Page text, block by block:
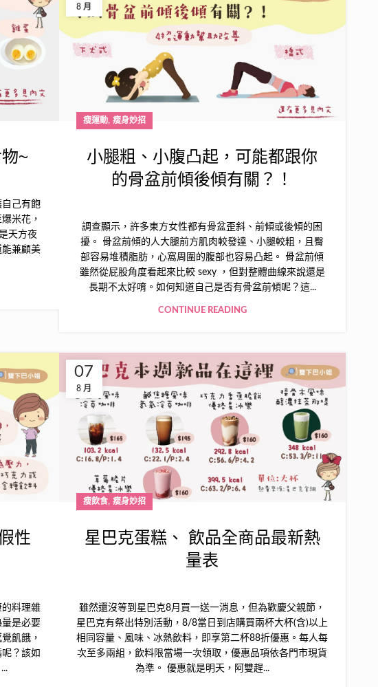
~
己有飽
米花，
天方夜
兼顧美
8 月
瘦運動, 瘦身妙招
小腿粗、小腹凸起，可能都跟你
的骨盆前傾後傾有關？！
調查顯示，許多東方女性都有骨盆歪斜、前傾或後傾的困
擾。 骨盆前傾的人大腿前方肌肉較發達、小腿較粗，且臀
部容易堆積脂肪，心窩周圍的腹部也容易凸起。 骨盆前傾
雖然從屁股角度看起來比較 sexy ，但對整體曲線來說還是
長期不太好唷。如何知道自己是否有骨盆前傾呢？這...
CONTINUE READING
性
的料理雜
是必要
飢餓，
？該如
07
8 月
瘦飲食, 瘦身妙招
星巴克蛋糕、 飲品全商品最新熱
量表
雖然還沒等到星巴克8月買一送一消息，但為歡慶父親節，
星巴克有祭出特別活動，8/8當日到店購買兩杯大杯(含)以上
相同容量、風味、冰熱飲料，即享第二杯88折優惠。每人每
次至多兩組，飲料限當場一次領取，優惠品項依各門市現貨
為準。 優惠就是明天，阿雙趕...